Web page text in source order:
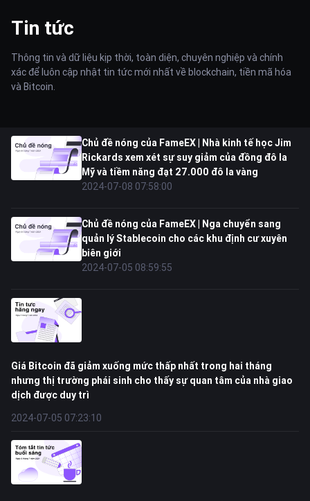
Tin tức
Thông tin và dữ liệu kịp thời, toàn diện, chuyên nghiệp và chính
xác để luôn cập nhật tin tức mới nhất về blockchain, tiền mã hóa
và Bitcoin.
Chủ đề nóng của FameEX | Nhà kinh tế học Jim
Rickards xem xét sự suy giảm của đồng đô la
Mỹ và tiềm năng đạt 27.000 đô la vàng
2024-07-08 07:58:00
Chủ đề nóng của FameEX | Nga chuyển sang
quản lý Stablecoin cho các khu định cư xuyên
biên giới
2024-07-05 08:59:55
Giá Bitcoin đã giảm xuống mức thấp nhất trong hai tháng
nhưng thị trường phái sinh cho thấy sự quan tâm của nhà giao
dịch được duy trì
2024-07-05 07:23:10